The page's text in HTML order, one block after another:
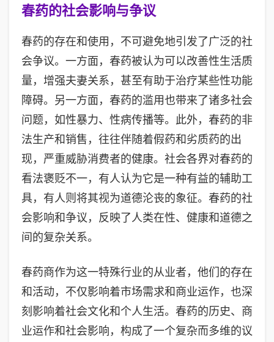
春药的社会影响与争议
春药的存在和使用，不可避免地引发了广泛的社
会争议。一方面，春药被认为可以改善性生活质
量，增强夫妻关系，甚至有助于治疗某些性功能
障碍。另一方面，春药的滥用也带来了诸多社会
问题，如性暴力、性病传播等。此外，春药的非
法生产和销售，往往伴随着假药和劣质药的出
现，严重威胁消费者的健康。社会各界对春药的
看法褒贬不一，有人认为它是一种有益的辅助工
具，有人则将其视为道德沦丧的象征。春药的社
会影响和争议，反映了人类在性、健康和道德之
间的复杂关系。
春药商作为这一特殊行业的从业者，他们的存在
和活动，不仅影响着市场需求和商业运作，也深
刻影响着社会文化和个人生活。春药的历史、商
业运作和社会影响，构成了一个复杂而多维的议